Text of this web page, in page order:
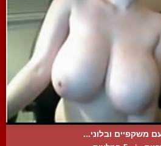
משקפיים ובלוני...